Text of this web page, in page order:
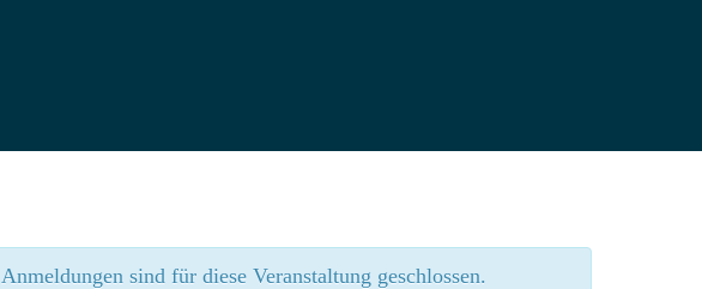
Anmeldungen sind für diese Veranstaltung geschlossen.